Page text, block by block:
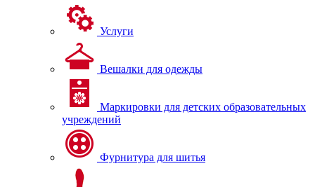
Услуги
Вешалки для одежды
Маркировки для детских образовательных
учреждений
Фурнитура для шитья